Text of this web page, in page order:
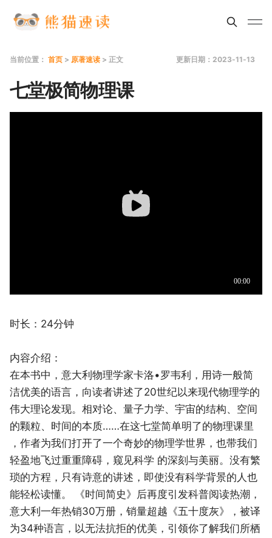
当前位置： 首页 > 原著速读 > 正文 更新日期：2023-11-13
七堂极简物理课
时长：24分钟
内容介绍：
在本书中，意大利物理学家卡洛•罗韦利，用诗一般简
洁优美的语言，向读者讲述了20世纪以来现代物理学的
伟大理论发现。相对论、量子力学、宇宙的结构、空间
的颗粒、时间的本质……在这七堂简单明了的物理课里
，作者为我们打开了一个奇妙的物理学世界，也带我们
轻盈地飞过重重障碍，窥见科学 的深刻与美丽。没有繁
琐的方程，只有诗意的讲述，即使没有科学背景的人也
能轻松读懂。 《时间简史》后再度引发科普阅读热潮，
意大利一年热销30万册，销量超越《五十度灰》，被译
为34种语言，以无法抗拒的优美，引领你了解我们所栖